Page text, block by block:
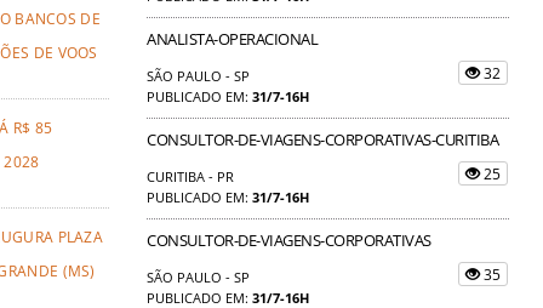
BANCOS DE
DE VOOS
R$ 85
2028
PLAZA
(MS)
ANALISTA-OPERACIONAL
SÃO PAULO - SP
PUBLICADO EM: 31/7-16H
32
CONSULTOR-DE-VIAGENS-CORPORATIVAS-CURITIBA
CURITIBA - PR
PUBLICADO EM: 31/7-16H
25
CONSULTOR-DE-VIAGENS-CORPORATIVAS
SÃO PAULO - SP
PUBLICADO EM: 31/7-16H
35